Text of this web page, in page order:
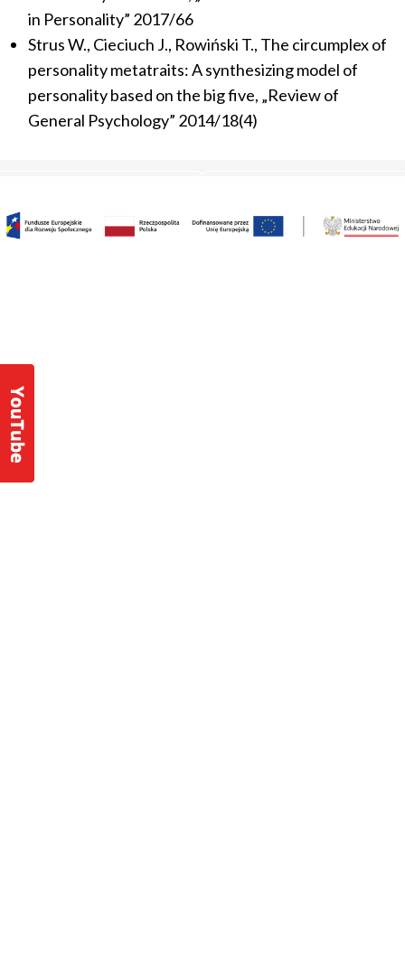
in Personality” 2017/66
Strus W., Cieciuch J., Rowiński T., The circumplex of
personality metatraits: A synthesizing model of
personality based on the big five, „Review of
General Psychology” 2014/18(4)